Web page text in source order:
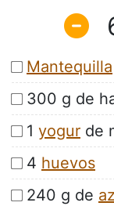
Mantequilla
300 g de
1 yogur de
4 huevos
240 g de